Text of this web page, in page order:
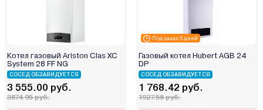
Котел газовый Ariston Clas XC
System 28 FF NG
СОСЕД ОБЗАВИДУЕТСЯ
3 555.00 руб.
3874.95 руб.
Под заказ 5 дней
Газовый котел Hubert AGB 24
DP
СОСЕД ОБЗАВИДУЕТСЯ
1 768.42 руб.
1927.58 руб.